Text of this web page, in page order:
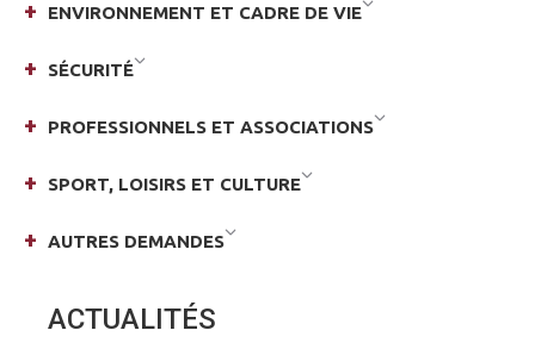
ENVIRONNEMENT ET CADRE DE VIE
SÉCURITÉ
PROFESSIONNELS ET ASSOCIATIONS
SPORT, LOISIRS ET CULTURE
AUTRES DEMANDES
ACTUALITÉS